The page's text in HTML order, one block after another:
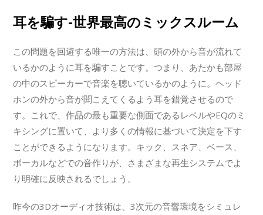
耳を騙す-世界最高のミックスルーム
この問題を回避する唯一の方法は、頭の外から音が流れて
いるかのように耳を騙すことです。つまり、あたかも部屋
の中のスピーカーで音楽を聴いているかのように。ヘッド
ホンの外から音が聞こえてくるよう耳を錯覚させるので
す。これで、作品の最も重要な側面であるレベルやEQのミ
キシングに置いて、より多くの情報に基づいて決定を下す
ことができるようになります。キック、スネア、ベース、
ボーカルなどでの音作りが、さまざまな再生システムでよ
り明確に反映されるでしょう。
昨今の3Dオーディオ技術は、3次元の音響環境をシミュレ